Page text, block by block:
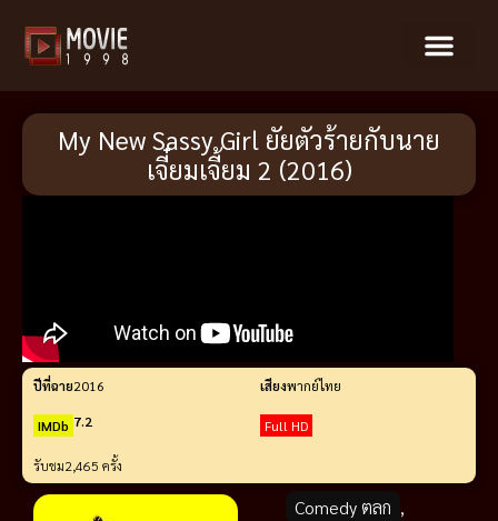
My New Sassy Girl ยัยตัวร้ายกับนาย
เจี๋ยมเจี้ยม 2 (2016)
ปีที่ฉาย2016 เสียงพากย์ไทย
IMDb 7.2 Full HD
รับชม2,465 ครั้ง
Comedy ตลก ,